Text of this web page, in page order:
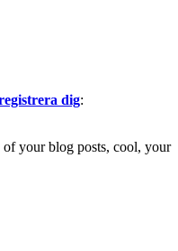
dig:
your blog posts, cool, your